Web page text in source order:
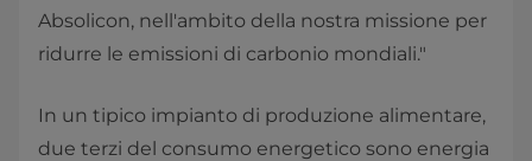
Absolicon, nell'ambito della nostra missione per
ridurre le emissioni di carbonio mondiali."
In un tipico impianto di produzione alimentare,
due terzi del consumo energetico sono energia